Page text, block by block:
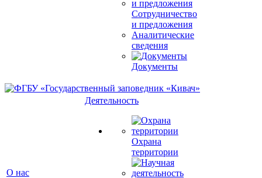
Сотрудничество
и предложения
Аналитические
сведения
Документы
О нас
Деятельность
Охрана
территории